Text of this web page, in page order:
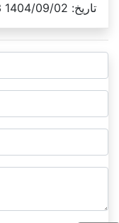
تاریخ: 1404/09/02 10:03 ق.ظ |